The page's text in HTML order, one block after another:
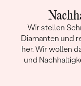
Wir stellen
Diamanten und
her. Wir wollen
und